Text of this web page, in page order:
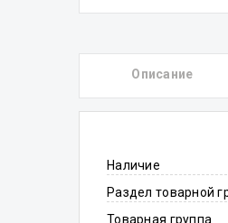
Описание
Наличие
Раздел товарной
Товарная группа